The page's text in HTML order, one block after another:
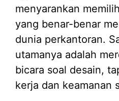
menyarankan
yang benar-benar
dunia perkantoran.
utamanya adalah
bicara soal desain,
kerja dan keamanan